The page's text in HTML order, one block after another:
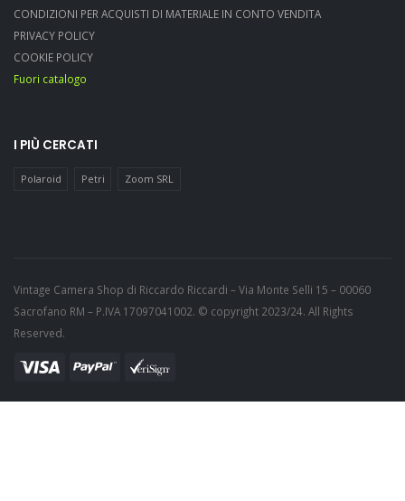
CONDIZIONI PER ACQUISTI DI MATERIALE IN CONTO VENDITA
PRIVACY POLICY
COOKIE POLICY
Fuori catalogo
I PIÙ CERCATI
Polaroid Petri Zoom SRL
Vintage Camera Shop di Riccardo Riccardi – Via Monte Selli 15 – 00060
Sacrofano RM – P.IVA 17097041002. © copyright 2023/24. All Rights
Reserved.